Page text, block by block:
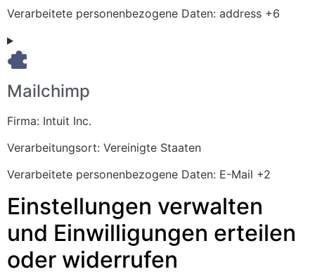
Verarbeitete personenbezogene Daten: address +6
Mailchimp
Firma: Intuit Inc.
Verarbeitungsort: Vereinigte Staaten
Verarbeitete personenbezogene Daten: E-Mail +2
Einstellungen verwalten
und Einwilligungen erteilen
oder widerrufen